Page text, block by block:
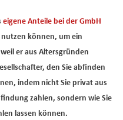
eigene Anteile bei der GmbH
nutzen können, um ein
er aus Altersgründen
den Sie abfinden
indem nicht Sie privat aus
zahlen, sondern wie Sie
lassen können.